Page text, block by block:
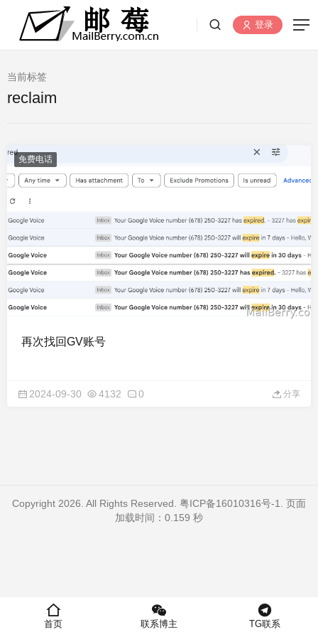
登录
当前标签
reclaim
免费电话
再次找回GV账号
2024-09-30 4132 0 分享
Copyright 2026. All Rights Reserved. 粤ICP备16010316号-1
. 页面
加载时间：0.159 秒
首页 联系博主 TG联系